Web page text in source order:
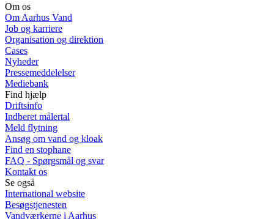
Om os
Om Aarhus Vand
Job og karriere
Organisation og direktion
Cases
Nyheder
Pressemeddelelser
Mediebank
Find hjælp
Driftsinfo
Indberet målertal
Meld flytning
Ansøg om vand og kloak
Find en stophane
FAQ - Spørgsmål og svar
Kontakt os
Se også
International website
Besøgstjenesten
Vandværkerne i Aarhus